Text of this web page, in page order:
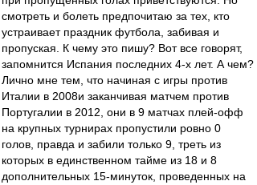
смотреть и болеть предпочитаю за тех, кто
устраивает праздник футбола, забивая и
пропуская. К чему это пишу? Вот все говорят,
запомнится Испания последних 4-х лет. А чем?
Лично мне тем, что начиная с игры против
Италии в 2008и заканчивая матчем против
Португалии в 2012, они в 9 матчах плей-офф
на крупных турнирах пропустили ровно 0
голов, правда и забили только 9, треть из
которых в единственном тайме из 18 и 8
дополнительных 15-минуток, проведенных на